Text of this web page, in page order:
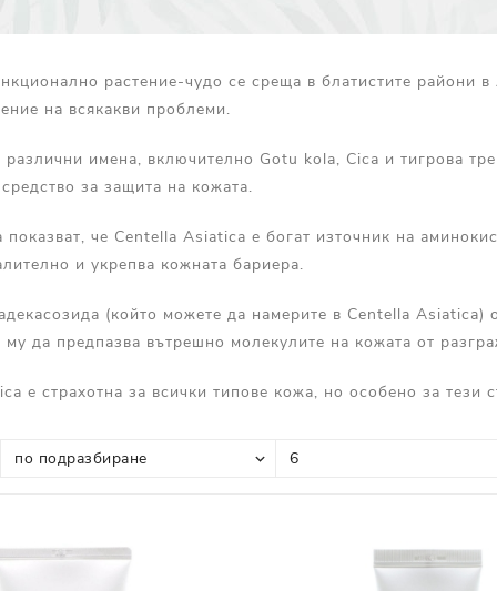
Витамин Е
Ретинол
растение-чудо се среща в блатистите райони
на всякакви проблеми.
имена, включително Gotu kola, Cica и тигрова
за защита на кожата.
показват, че Centella Asiatica е богат източник на
и укрепва кожната бариера.
(който можете да намерите в Centella Asiatica)
му да предпазва вътрешно молекулите на кожата от
е страхотна за всички типове кожа, но особено за тези